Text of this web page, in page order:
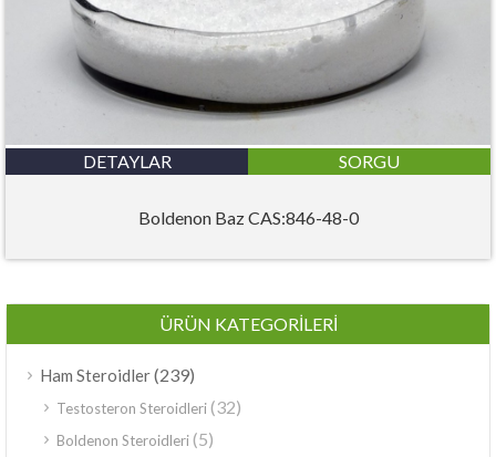
DETAYLAR SORGU
Boldenon Baz CAS:846-48-0
ÜRÜN KATEGORILERI
Ham Steroidler(239)
Testosteron Steroidleri(32)
Boldenon Steroidleri(5)